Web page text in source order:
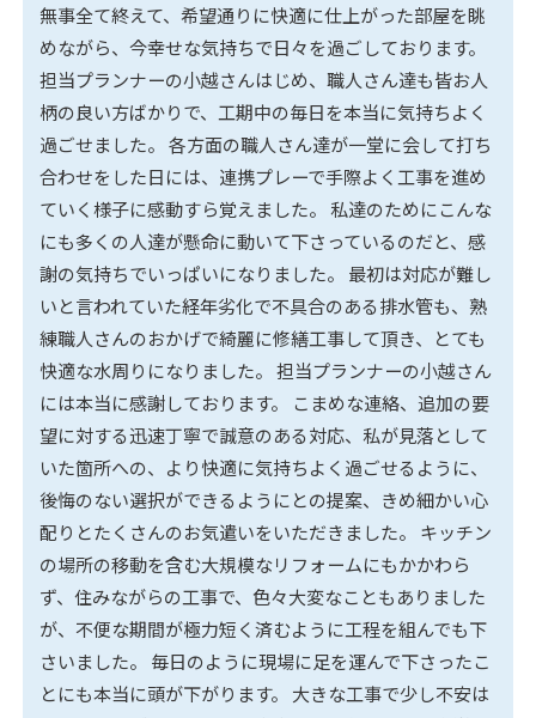
無事全て終えて、希望通りに快適に仕上がった部屋を眺
めながら、今幸せな気持ちで日々を過ごしております。
担当プランナーの小越さんはじめ、職人さん達も皆お人
柄の良い方ばかりで、工期中の毎日を本当に気持ちよく
過ごせました。 各方面の職人さん達が一堂に会して打ち
合わせをした日には、連携プレーで手際よく工事を進め
ていく様子に感動すら覚えました。 私達のためにこんな
にも多くの人達が懸命に動いて下さっているのだと、感
謝の気持ちでいっぱいになりました。 最初は対応が難し
いと言われていた経年劣化で不具合のある排水管も、熟
練職人さんのおかげで綺麗に修繕工事して頂き、とても
快適な水周りになりました。 担当プランナーの小越さん
には本当に感謝しております。 こまめな連絡、追加の要
望に対する迅速丁寧で誠意のある対応、私が見落として
いた箇所への、より快適に気持ちよく過ごせるように、
後悔のない選択ができるようにとの提案、きめ細かい心
配りとたくさんのお気遣いをいただきました。 キッチン
の場所の移動を含む大規模なリフォームにもかかわら
ず、住みながらの工事で、色々大変なこともありました
が、不便な期間が極力短く済むように工程を組んでも下
さいました。 毎日のように現場に足を運んで下さったこ
とにも本当に頭が下がります。 大きな工事で少し不安は